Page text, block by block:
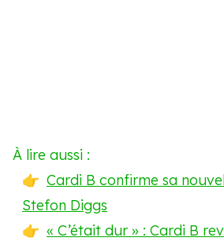
À lire aussi :
Cardi B confirme sa
Stefon Diggs
« C’était dur » : Cardi B